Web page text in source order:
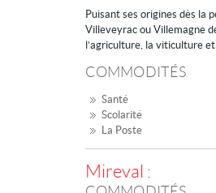
Puisant ses origines dès la
Villeveyrac ou Villemagne
l’agriculture, la viticulture
COMMODITÉS
Santé
Scolarité
La Poste
Mireval :